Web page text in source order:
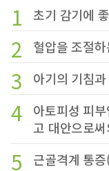
1 초기 감기에
2 혈압을 조절
3 아기의 기침
4
아토피성 피
고 대안으로
5
근골격계 통